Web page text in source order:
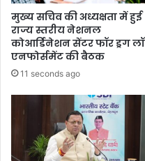
इं
डि
या
बु
ऑ
फ
में
,
ए
क्टि
व
सों
5
मुख्य सचिव की अध्यक्षता में हुई
राज्य स्तरीय नेशनल
कोआर्डिनेशन सेंटर फॉर ड्रग लॉ
एनफोर्समेंट की बैठक
11 seconds ago